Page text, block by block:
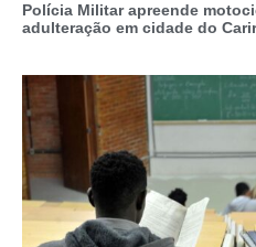
Polícia Militar apreende
adulteração em cidade do